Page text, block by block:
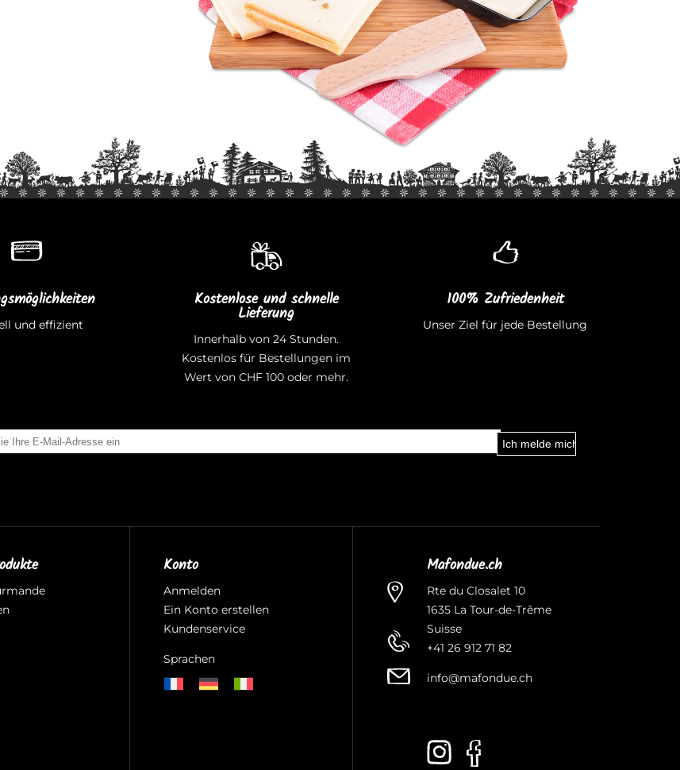
und effizient
Kostenlose und schnelle
Lieferung
Innerhalb von 24 Stunden.
Kostenlos für Bestellungen im
Wert von CHF 100 oder mehr.
100% Zufriedenheit
Unser Ziel für jede Bestellung
Konto
Anmelden
Ein Konto erstellen
Kundenservice
Sprachen
Mafondue.ch
Rte du Closalet 10
1635 La Tour-de-Trême
Suisse
+41 26 912 71 82
info@mafondue.ch